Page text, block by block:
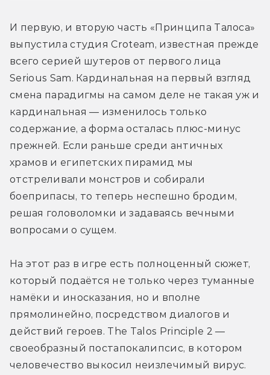
И первую, и вторую часть «Принципа Талоса»
выпустила студия Croteam, известная прежде
всего серией шутеров от первого лица
Serious Sam. Кардинальная на первый взгляд
смена парадигмы на самом деле не такая уж и
кардинальная — изменилось только
содержание, а форма осталась плюс-минус
прежней. Если раньше среди античных
храмов и египетских пирамид мы
отстреливали монстров и собирали
боеприпасы, то теперь неспешно бродим,
решая головоломки и задаваясь вечными
вопросами о сущем.
На этот раз в игре есть полноценный сюжет,
который подаётся не только через туманные
намёки и иносказания, но и вполне
прямолинейно, посредством диалогов и
действий героев. The Talos Principle 2 —
своеобразный постапокалипсис, в котором
человечество выкосил неизлечимый вирус.